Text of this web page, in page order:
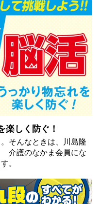
楽しく防ぐ！
そんなときは、川島隆
介護のなかま会員にな
。